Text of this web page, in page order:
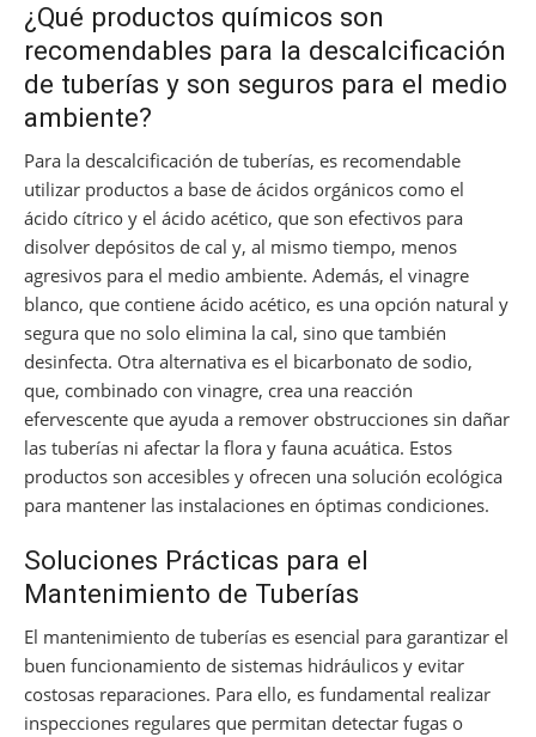
¿Qué productos químicos son
recomendables para la descalcificación
de tuberías y son seguros para el medio
ambiente?
Para la descalcificación de tuberías, es recomendable
utilizar productos a base de ácidos orgánicos como el
ácido cítrico y el ácido acético, que son efectivos para
disolver depósitos de cal y, al mismo tiempo, menos
agresivos para el medio ambiente. Además, el vinagre
blanco, que contiene ácido acético, es una opción natural y
segura que no solo elimina la cal, sino que también
desinfecta. Otra alternativa es el bicarbonato de sodio,
que, combinado con vinagre, crea una reacción
efervescente que ayuda a remover obstrucciones sin dañar
las tuberías ni afectar la flora y fauna acuática. Estos
productos son accesibles y ofrecen una solución ecológica
para mantener las instalaciones en óptimas condiciones.
Soluciones Prácticas para el
Mantenimiento de Tuberías
El mantenimiento de tuberías es esencial para garantizar el
buen funcionamiento de sistemas hidráulicos y evitar
costosas reparaciones. Para ello, es fundamental realizar
inspecciones regulares que permitan detectar fugas o